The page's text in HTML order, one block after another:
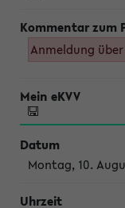
Anmeldung über
Montag, 10.